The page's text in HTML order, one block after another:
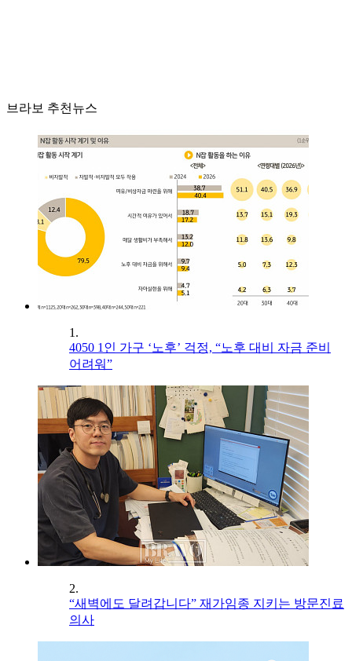
브라보 추천뉴스
1.
4050 1인 가구 ‘노후’ 걱정, “노후 대비 자금 준비
어려워”
2.
“새벽에도 달려갑니다” 재가임종 지키는 방문진료
의사